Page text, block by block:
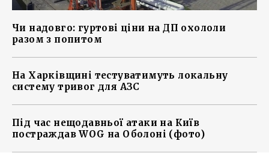
Чи надовго: гуртові ціни на ДП охололи
разом з попитом
На Харківщині тестуватимуть локальну
систему тривог для АЗС
Під час нещодавньої атаки на Київ
постраждав WOG на Оболоні (фото)